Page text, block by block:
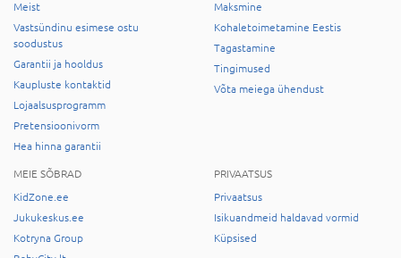
Meist
Vastsündinu esimese ostu
soodustus
Garantii ja hooldus
Kaupluste kontaktid
Lojaalsusprogramm
Pretensioonivorm
Hea hinna garantii
Maksmine
Kohaletoimetamine Eestis
Tagastamine
Tingimused
Võta meiega ühendust
MEIE SÕBRAD
KidZone.ee
Jukukeskus.ee
Kotryna Group
PRIVAATSUS
Privaatsus
Isikuandmeid haldavad vormid
Küpsised